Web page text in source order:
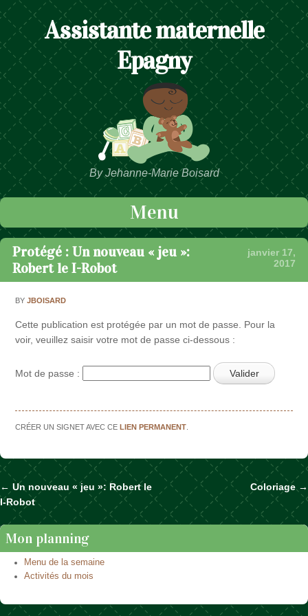
Assistante maternelle
Epagny
By Jehanne-Marie Boisard
Menu
Passer au contenu
Protégé : Un nouveau « jeu »:
Robert le I-Robot
janvier 17,
2017
BYJBOISARD
Cette publication est protégée par un mot de passe. Pour la
voir, veuillez saisir votre mot de passe ci-dessous :
Mot de passe :
CRÉER UN SIGNET AVEC CELIEN PERMANENT
Naviguer dans les articles
← Un nouveau « jeu »: Robert le
I-Robot
Coloriage →
Mon planning
Menu de la semaine
Activités du mois